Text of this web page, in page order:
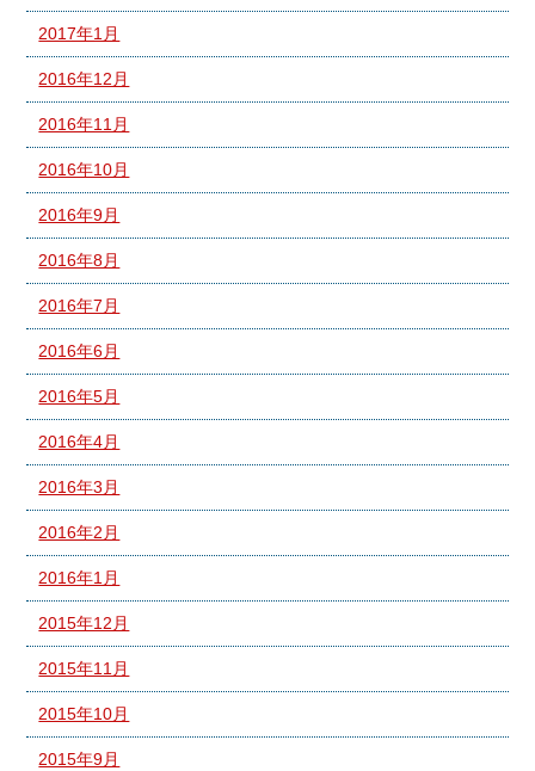
2017年1月
2016年12月
2016年11月
2016年10月
2016年9月
2016年8月
2016年7月
2016年6月
2016年5月
2016年4月
2016年3月
2016年2月
2016年1月
2015年12月
2015年11月
2015年10月
2015年9月